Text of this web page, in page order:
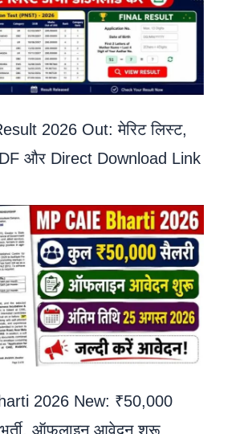
2026 Out: मेरिट लिस्ट,
और Direct Download Link
2026 New: ₹50,000
ऑफलाइन आवेदन शुरू